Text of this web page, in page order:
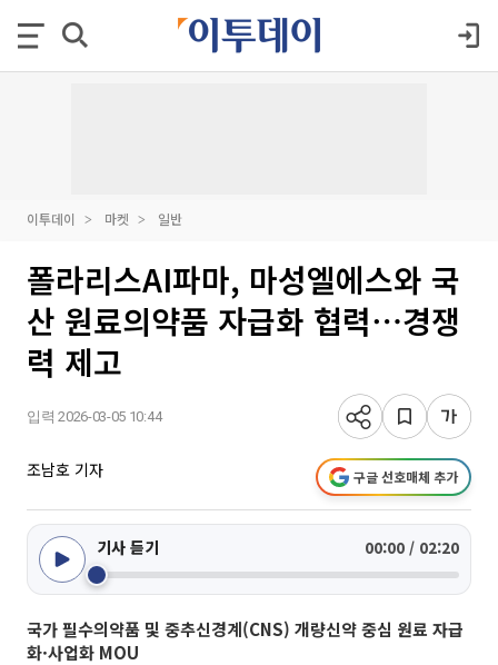
이투데이 마켓 일반
폴라리스AI파마, 마성엘에스와 국
산 원료의약품 자급화 협력⋯경쟁
력 제고
입력 2026-03-05 10:44
조남호 기자 구글 선호매체 추가
기사 듣기 00:00 / 02:20
국가 필수의약품 및 중추신경계(CNS) 개량신약 중심 원료 자급
화·사업화 MOU